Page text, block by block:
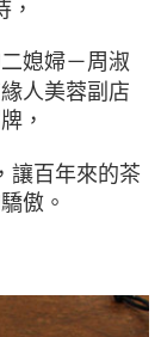
，
媳婦－周淑
人美蓉副店
，
讓百年來的茶
傲。